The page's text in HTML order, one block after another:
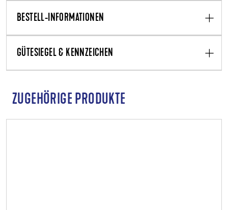
BESTELL-INFORMATIONEN
GÜTESIEGEL & KENNZEICHEN
ZUGEHÖRIGE PRODUKTE